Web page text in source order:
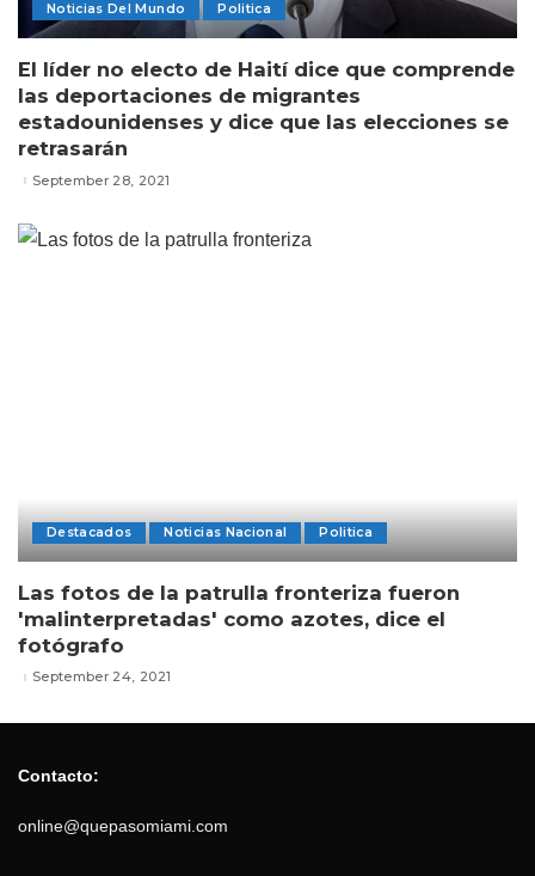
Noticias Del Mundo Politica
El líder no electo de Haití dice que comprende
las deportaciones de migrantes
estadounidenses y dice que las elecciones se
retrasarán
September 28, 2021
Destacados Noticias Nacional Politica
Las fotos de la patrulla fronteriza fueron
'malinterpretadas' como azotes, dice el
fotógrafo
September 24, 2021
Contacto:
online@quepasomiami.com